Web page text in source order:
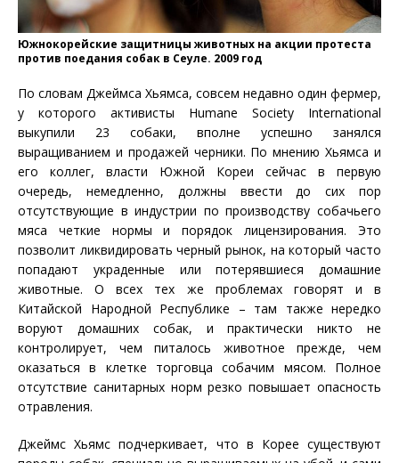
Южнокорейские защитницы животных на акции протеста
против поедания собак в Сеуле. 2009 год
По словам Джеймса Хьямса, совсем недавно один фермер,
у которого активисты Humane Society International
выкупили 23 собаки, вполне успешно занялся
выращиванием и продажей черники. По мнению Хьямса и
его коллег, власти Южной Кореи сейчас в первую
очередь, немедленно, должны ввести до сих пор
отсутствующие в индустрии по производству собачьего
мяса четкие нормы и порядок лицензирования. Это
позволит ликвидировать черный рынок, на который часто
попадают украденные или потерявшиеся домашние
животные. О всех тех же проблемах говорят и в
Китайской Народной Республике – там также нередко
воруют домашних собак, и практически никто не
контролирует, чем питалось животное прежде, чем
оказаться в клетке торговца собачим мясом. Полное
отсутствие санитарных норм резко повышает опасность
отравления.
​Джеймс Хьямс подчеркивает, что в Корее существуют